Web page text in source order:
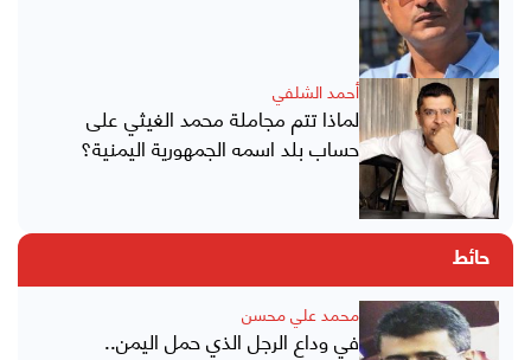
أحمد الشلفي
لماذا تتم مجاملة محمد الغيثي على
حساب بلد اسمه الجمهورية اليمنية؟
حائط
محمد علي محسن
في وداع الرجل الذي حمل اليمن..